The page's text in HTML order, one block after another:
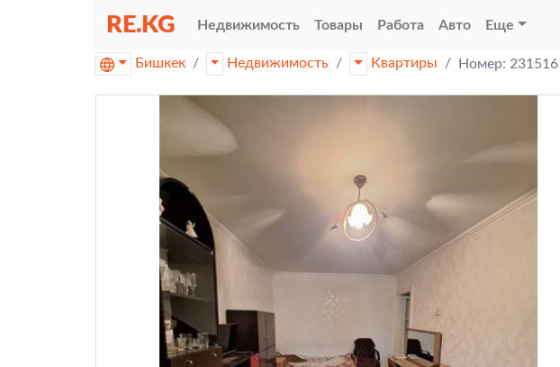
RE.KG Недвижимость Товары Работа Авто Еще
Бишкек Недвижимость Квартиры Номер: 231516